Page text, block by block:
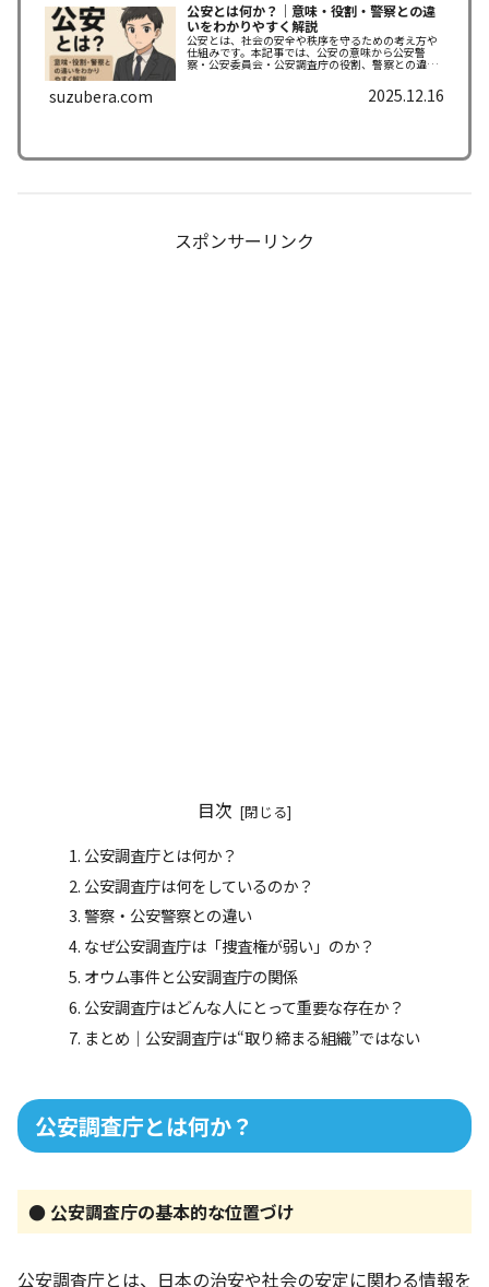
公安とは何か？｜意味・役割・警察との違
いをわかりやすく解説
公安とは、社会の安全や秩序を守るための考え方や
仕組みです。本記事では、公安の意味から公安警
察・公安委員会・公安調査庁の役割、警察との違
suzubera.com 2025.12.16
スポンサーリンク
目次
公安調査庁とは何か？
公安調査庁は何をしているのか？
警察・公安警察との違い
なぜ公安調査庁は「捜査権が弱い」のか？
オウム事件と公安調査庁の関係
公安調査庁はどんな人にとって重要な存在か？
まとめ｜公安調査庁は“取り締まる組織”ではない
公安調査庁とは何か？
● 公安調査庁の基本的な位置づけ
公安調査庁とは、日本の治安や社会の安定に関わる情報を